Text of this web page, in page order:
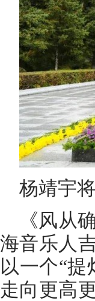
杨靖宇
《风从
海音乐人
以一个“
走向更高